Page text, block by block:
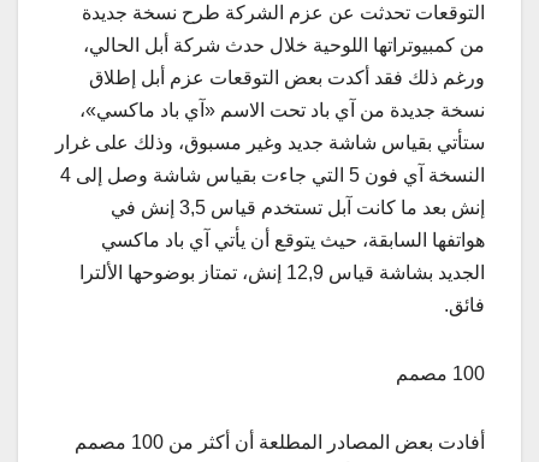
التوقعات تحدثت عن عزم الشركة طرح نسخة جديدة
من كمبيوتراتها اللوحية خلال حدث شركة أبل الحالي،
ورغم ذلك فقد أكدت بعض التوقعات عزم أبل إطلاق
نسخة جديدة من آي باد تحت الاسم «آي باد ماكسي»،
ستأتي بقياس شاشة جديد وغير مسبوق، وذلك على غرار
النسخة آي فون 5 التي جاءت بقياس شاشة وصل إلى 4
إنش بعد ما كانت آبل تستخدم قياس 3,5 إنش في
هواتفها السابقة، حيث يتوقع أن يأتي آي باد ماكسي
الجديد بشاشة قياس 12,9 إنش، تمتاز بوضوحها الألترا
فائق.
100 مصمم
أفادت بعض المصادر المطلعة أن أكثر من 100 مصمم